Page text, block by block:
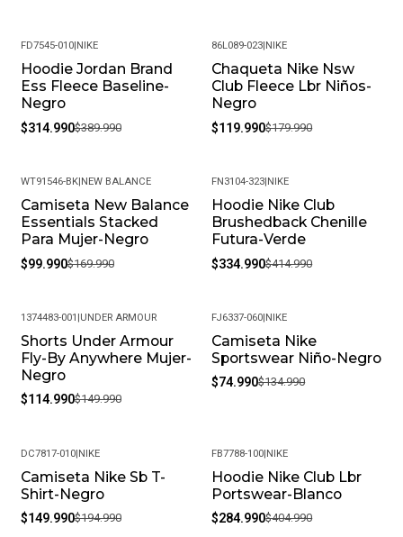
-19%
FD7545-010| NIKE
Hoodie Jordan Brand
Ess Fleece Baseline-
Negro
$314.990$389.990
-33%
86L089-023 NIKE
Chaqueta Nike Nsw
Club Fleece Lbr Niños-
Negro
$119.990$179.990
-41%
WT91546-BK| NEW BALANCE
Camiseta New Balance
Essentials Stacked
Para Mujer-Negro
$99.990$169.990
-19%
FN3104-323 NIKE
Hoodie Nike Club
Brushedback Chenille
Futura-Verde
$334.990$414.990
-23%
1374483-001 UNDER ARMOUR
Shorts Under Armour
Fly-By Anywhere Mujer-
Negro
$114.990$149.990
-44%
FJ6337-060 NIKE
Camiseta Nike
Sportswear Niño-Negro
$74.990$134.990
-23%
DC7817-010| NIKE
Camiseta Nike Sb T-
Shirt-Negro
$149.990$194.990
-30%
FB7788-100 NIKE
Hoodie Nike Club Lbr
Portswear-Blanco
$284.990$404.990